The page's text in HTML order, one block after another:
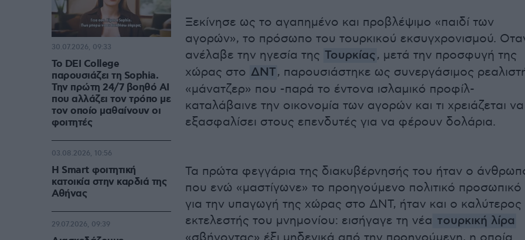
Ξεκίνησε ως το αγαπημένο και προβλέψιμο «παιδί των
αγορών», το πρόσωπο του τουρκικού εκσυγχρονισμού.
ανέλαβε την ηγεσία της Τουρκίας, μετά την προσφυγή της
χώρας στο ΔΝΤ, παρουσιάστηκε ως συνεργάσιμος
«μάνατζερ» που -παρά τo έντονα ισλαμικό προφίλ-
καταλάβαινε την οικονομία των αγορών και τι χρειάζεται να
εξασφαλίσει στους επενδυτές για να φέρουν δολάρια.
Τα πρώτα φεγγάρια της διακυβέρνησής του ήταν ο
που ενώ «μαστίγωνε» το προηγούμενο πολιτικό προσωπικό
για την υπαγωγή της χώρας στο ΔΝΤ, ήταν και ο καλύτερος
εκτελεστής του μνημονίου: εισήγαγε τη νέα τουρκική λίρα
Το DEI College
παρουσιάζει τη Sophia.
Την πρώτη 24/7 βοηθό AI
που αλλάζει τον τρόπο με
τον οποίο μαθαίνουν οι
φοιτητές
30.07.2026, 09:33
Η Smart φοιτητική
κατοικία στην καρδιά της
Αθήνας
03.08.2026, 10:56
29.07.2026, 09:39